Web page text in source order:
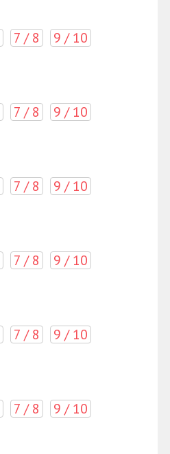
7 / 8
9 / 10
7 / 8
9 / 10
7 / 8
9 / 10
7 / 8
9 / 10
7 / 8
9 / 10
7 / 8
9 / 10